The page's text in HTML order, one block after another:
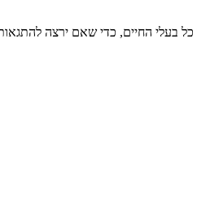
בעלי החיים, כדי שאם ירצה